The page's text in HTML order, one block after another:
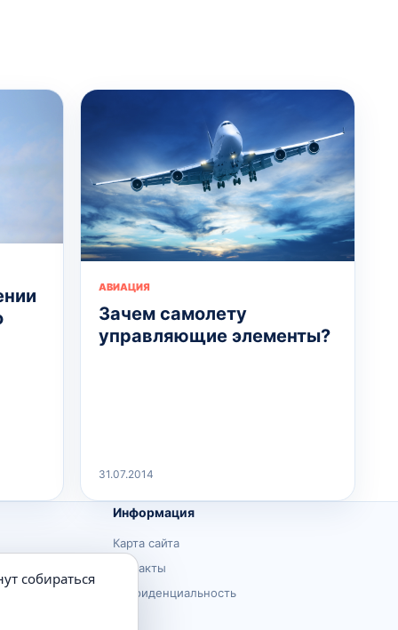
АВИАЦИЯ
Зачем самолету
управляющие элементы?
31.07.2014
Информация
Карта сайта
Контакты
Конфиденциальность
собираться